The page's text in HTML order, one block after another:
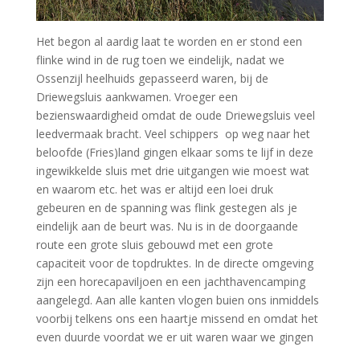
Het begon al aardig laat te worden en er stond een
flinke wind in de rug toen we eindelijk, nadat we
Ossenzijl heelhuids gepasseerd waren, bij de
Driewegsluis aankwamen. Vroeger een
bezienswaardigheid omdat de oude Driewegsluis veel
leedvermaak bracht. Veel schippers op weg naar het
beloofde (Fries)land gingen elkaar soms te lijf in deze
ingewikkelde sluis met drie uitgangen wie moest wat
en waarom etc. het was er altijd een loei druk
gebeuren en de spanning was flink gestegen als je
eindelijk aan de beurt was. Nu is in de doorgaande
route een grote sluis gebouwd met een grote
capaciteit voor de topdruktes. In de directe omgeving
zijn een horecapaviljoen en een jachthavencamping
aangelegd. Aan alle kanten vlogen buien ons inmiddels
voorbij telkens ons een haartje missend en omdat het
even duurde voordat we er uit waren waar we gingen